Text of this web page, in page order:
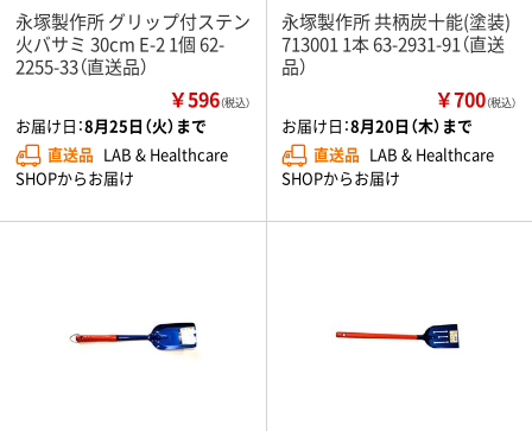
永塚製作所 グリップ付ステン
火バサミ 30cm E-2 1個 62-
2255-33（直送品）
￥596（税込）
お届け日：8月25日（火）まで
直送品 LAB & Healthcare
SHOPからお届け
永塚製作所 共柄炭十能(塗装)
713001 1本 63-2931-91（直送
品）
￥700（税込）
お届け日：8月20日（木）まで
直送品 LAB & Healthcare
SHOPからお届け